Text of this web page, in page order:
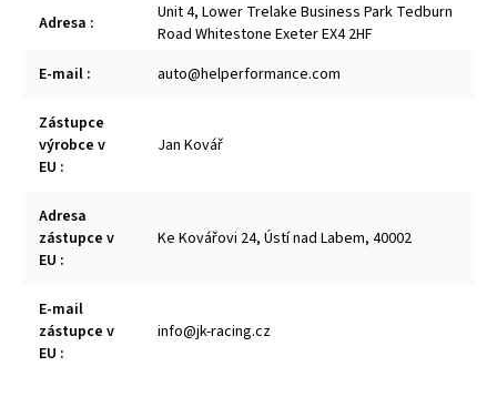
Adresa :
Unit 4, Lower Trelake Business Park Tedburn
Road Whitestone Exeter EX4 2HF
E-mail : auto@helperformance.com
Zástupce
výrobce v
EU :
Jan Kovář
Adresa
zástupce v
EU :
Ke Kovářovi 24, Ústí nad Labem, 40002
E-mail
zástupce v
EU :
info@jk-racing.cz